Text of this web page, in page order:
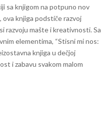
sa knjigom na potpuno nov
ova knjiga podstiče razvoj
razvoju mašte i kreativnosti. Sa
elementima, “Stisni mi nos:
knjiga u dečjoj
i zabavu svakom malom